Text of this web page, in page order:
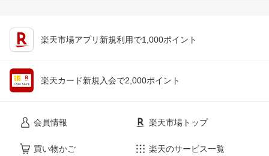
楽天市場アプリ新規利用で1,000ポイント
楽天カード新規入会で2,000ポイント
会員情報
買い物かご
楽天市場トップ
楽天のサービス一覧